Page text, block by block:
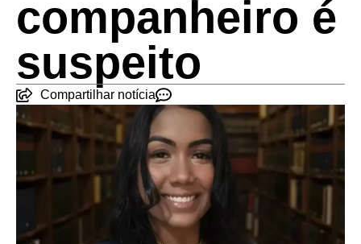
companheiro é
suspeito
Compartilhar notícia